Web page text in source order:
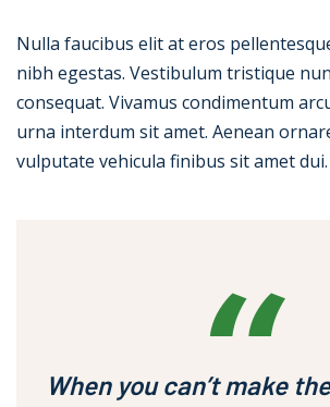
Nulla faucibus elit at eros
nibh egestas. Vestibulum tristique
consequat. Vivamus condimentum
urna interdum sit amet. Aenean
vulputate vehicula finibus sit amet dui.
When you can’t make